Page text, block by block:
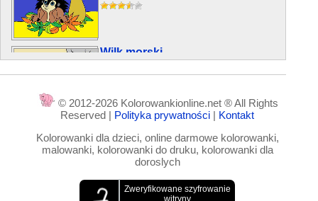
Wilk morski
Kolorowane: 5,426x
© 2012-2026 Kolorowankionline.net ® All Rights
Reserved | Polityka prywatności | Kontakt
Kolorowanki dla dzieci, online darmowe kolorowanki,
malowanki, kolorowanki do druku, kolorowanki dla
doroslych